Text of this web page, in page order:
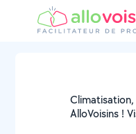
AlloVoisins !